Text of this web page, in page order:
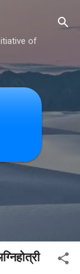
of